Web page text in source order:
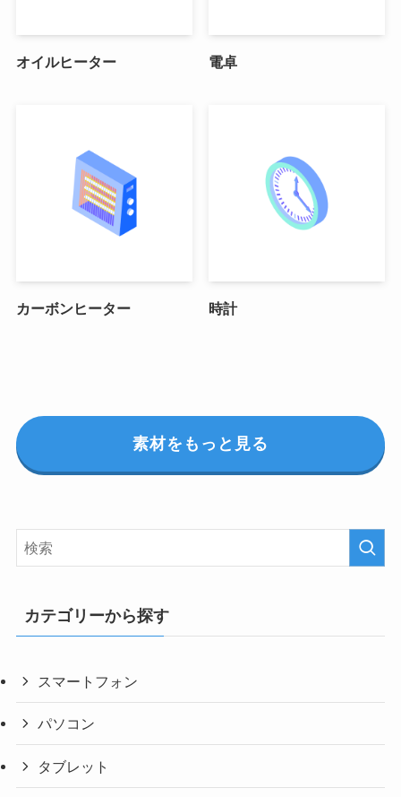
オイルヒーター 電卓
カーボンヒーター 時計
素材をもっと見る
カテゴリーから探す
スマートフォン
パソコン
タブレット